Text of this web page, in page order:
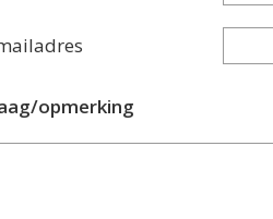
opmerking